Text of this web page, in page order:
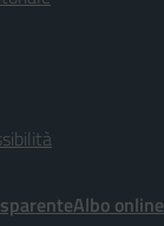
Albo online